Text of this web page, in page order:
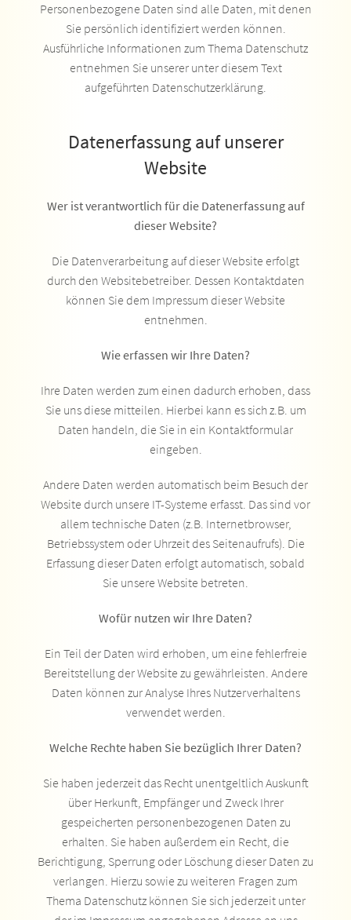
Personenbezogene Daten sind alle Daten, mit denen
Sie persönlich identifiziert werden können.
Ausführliche Informationen zum Thema Datenschutz
entnehmen Sie unserer unter diesem Text
aufgeführten Datenschutzerklärung.
Datenerfassung auf unserer
Website
Wer ist verantwortlich für die Datenerfassung auf
dieser Website?
Die Datenverarbeitung auf dieser Website erfolgt
durch den Websitebetreiber. Dessen Kontaktdaten
können Sie dem Impressum dieser Website
entnehmen.
Wie erfassen wir Ihre Daten?
Ihre Daten werden zum einen dadurch erhoben, dass
Sie uns diese mitteilen. Hierbei kann es sich z.B. um
Daten handeln, die Sie in ein Kontaktformular
eingeben.
Andere Daten werden automatisch beim Besuch der
Website durch unsere IT-Systeme erfasst. Das sind vor
allem technische Daten (z.B. Internetbrowser,
Betriebssystem oder Uhrzeit des Seitenaufrufs). Die
Erfassung dieser Daten erfolgt automatisch, sobald
Sie unsere Website betreten.
Wofür nutzen wir Ihre Daten?
Ein Teil der Daten wird erhoben, um eine fehlerfreie
Bereitstellung der Website zu gewährleisten. Andere
Daten können zur Analyse Ihres Nutzerverhaltens
verwendet werden.
Welche Rechte haben Sie bezüglich Ihrer Daten?
Sie haben jederzeit das Recht unentgeltlich Auskunft
über Herkunft, Empfänger und Zweck Ihrer
gespeicherten personenbezogenen Daten zu
erhalten. Sie haben außerdem ein Recht, die
Berichtigung, Sperrung oder Löschung dieser Daten zu
verlangen. Hierzu sowie zu weiteren Fragen zum
Thema Datenschutz können Sie sich jederzeit unter